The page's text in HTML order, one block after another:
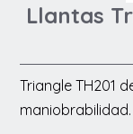
Llantas
Triangle TH201
maniobrabilidad.